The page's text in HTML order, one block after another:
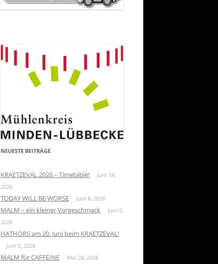
NEUESTE BEITRÄGE
KRAETZEVAL 2026 – Timetable!
Juni 18,
2026
TODAY WILL BE WORSE Juni 8, 2026
MALM – ein kleiner Vorgeschmack
Juni 6,
2026
HATHORS am 20. Juni beim KRAETZEVAL!
Juni 5, 2026
MALM für CAFFEINE Mai 28, 2026